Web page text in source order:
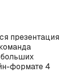
презентация
формате 4